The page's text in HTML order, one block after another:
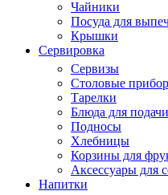
Чайники
Посуда для
Крышки
Сервировка
Сервизы
Столовые
Тарелки
Блюда для подачи
Подносы
Хлебницы
Корзины для
Аксессуары для
Напитки